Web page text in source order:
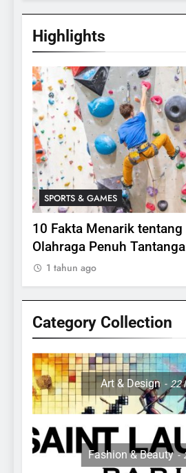
Highlights
SPORTS & GAMES
10 Fakta Menarik
Olahraga Penuh
1 tahun ago
Category Collection
Art & Design 22
Fashion & Beauty
Apakah
Dengan
ANIMALS
25
15 Fakta
Sapi Untuk